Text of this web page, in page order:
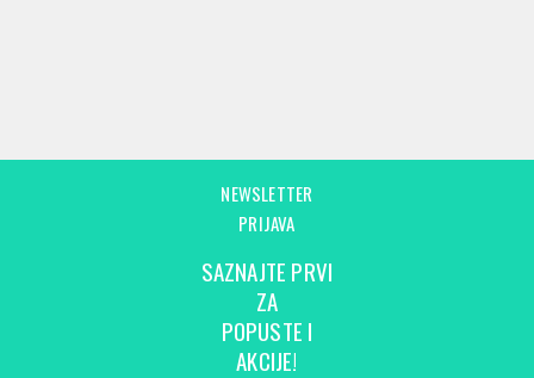
NEWSLETTER
PRIJAVA
SAZNAJTE PRVI
ZA
POPUSTE I
AKCIJE!